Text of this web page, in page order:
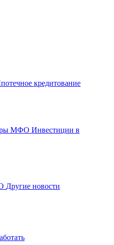
кредитование
МФО Инвестиции в
Другие новости